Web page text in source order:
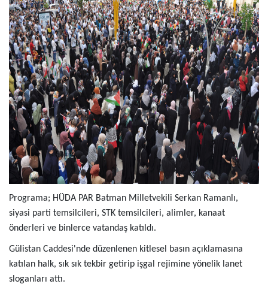
Programa; HÜDA PAR Batman Milletvekili Serkan Ramanlı,
siyasi parti temsilcileri, STK temsilcileri, alimler, kanaat
önderleri ve binlerce vatandaş katıldı.
Gülistan Caddesi'nde düzenlenen kitlesel basın açıklamasına
katılan halk, sık sık tekbir getirip işgal rejimine yönelik lanet
sloganları attı.